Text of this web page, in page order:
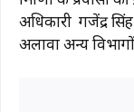
अधिकारी गजेंद्र
अलावा अन्य